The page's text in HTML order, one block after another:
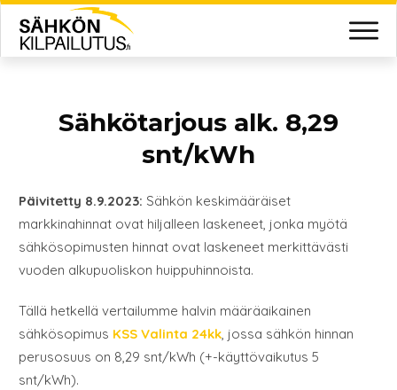
Sähkötarjous alk. 8,29
snt/kWh
Päivitetty 8.9.2023: Sähkön keskimääräiset
markkinahinnat ovat hiljalleen laskeneet, jonka myötä
sähkösopimusten hinnat ovat laskeneet merkittävästi
vuoden alkupuoliskon huippuhinnoista.
Tällä hetkellä vertailumme halvin määräaikainen
sähkösopimus KSS Valinta 24kk, jossa sähkön hinnan
perusosuus on 8,29 snt/kWh (+-käyttövaikutus 5
snt/kWh).